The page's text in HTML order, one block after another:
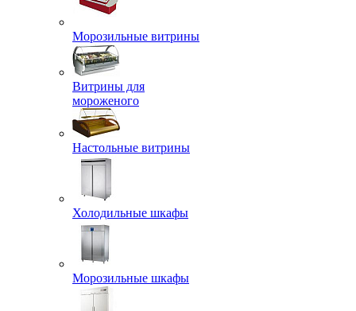
Морозильные витрины
Витрины для
мороженого
Настольные витрины
Холодильные шкафы
Морозильные шкафы